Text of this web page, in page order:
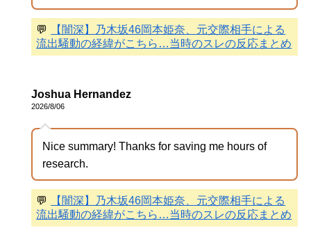
💬
【闇深】乃木坂46岡本姫奈、元交際相手による
流出騒動の経緯がこちら…当時のスレの反応まとめ
Joshua Hernandez
2026/8/06
Nice summary! Thanks for saving me hours of
research.
💬
【闇深】乃木坂46岡本姫奈、元交際相手による
流出騒動の経緯がこちら…当時のスレの反応まとめ